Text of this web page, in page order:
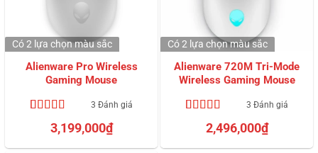
Alienware Pro Wireless
Gaming Mouse
trên 5
dựa trên
3 Đánh giá
3,199,000₫
Có 2 lựa chọnmàu sắc
Alienware 720M Tri-Mode
Wireless Gaming Mouse
trên 5
dựa trên
3 Đánh giá
2,496,000₫
Có 2 lựa chọnmàu sắc